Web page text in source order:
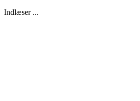
Indlæser ...